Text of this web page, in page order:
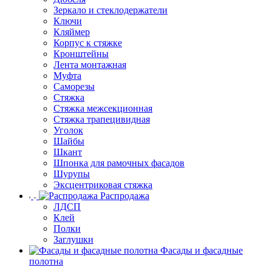
Зеркало и стеклодержатели
Ключи
Кляймер
Корпус к стяжке
Кронштейны
Лента монтажная
Муфта
Саморезы
Стяжка
Стяжка межсекционная
Стяжка трапецивидная
Уголок
Шайбы
Шкант
Шпонка для рамочных фасадов
Шурупы
Эксцентриковая стяжка
Распродажа
ЛДСП
Клей
Полки
Заглушки
Фасады и фасадные
полотна